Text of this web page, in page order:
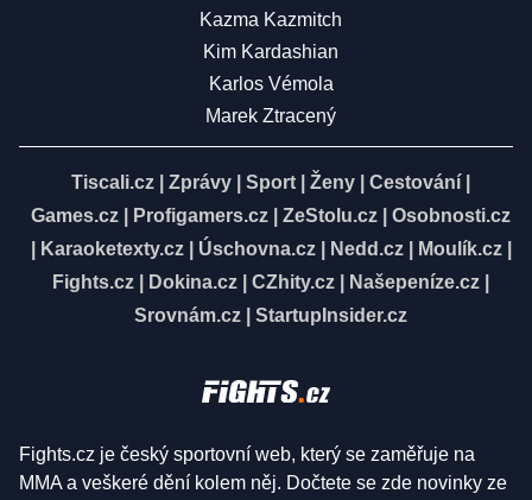
Kazma Kazmitch
Kim Kardashian
Karlos Vémola
Marek Ztracený
Tiscali.cz Zprávy Sport Ženy Cestování
Games.cz
Profigamers.cz ZeStolu.cz
Osobnosti.cz
Karaoketexty.cz| Úschovna.cz| Nedd.cz| Moulík.cz|
Fights.cz
Dokina.cz CZhity.cz Našepeníze.cz
Srovnám.cz
StartupInsider.cz
Fights.cz je český sportovní web, který se zaměřuje na
MMA a veškeré dění kolem něj. Dočtete se zde novinky ze